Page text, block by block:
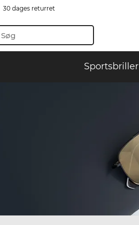
30 dages returret
Sportsbriller